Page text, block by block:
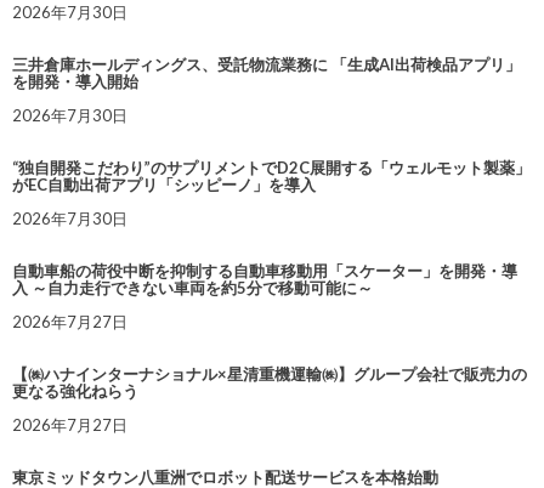
2026年7月30日
三井倉庫ホールディングス、受託物流業務に 「生成AI出荷検品アプリ」
を開発・導入開始
2026年7月30日
“独自開発こだわり”のサプリメントでD2C展開する「ウェルモット製薬」
がEC自動出荷アプリ「シッピーノ」を導入
2026年7月30日
自動車船の荷役中断を抑制する自動車移動用「スケーター」を開発・導
入 ～自力走行できない車両を約5分で移動可能に～
2026年7月27日
【㈱ハナインターナショナル×星清重機運輸㈱】グループ会社で販売力の
更なる強化ねらう
2026年7月27日
東京ミッドタウン八重洲でロボット配送サービスを本格始動